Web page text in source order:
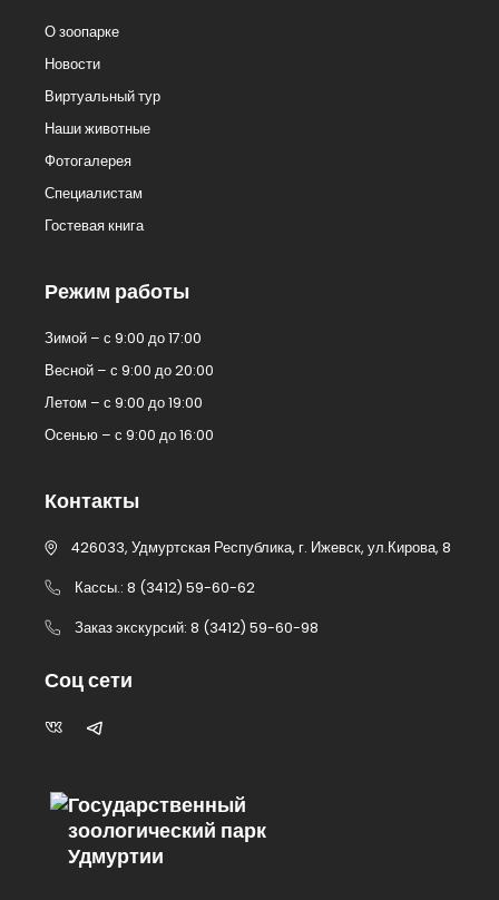
Государственный
зоологический парк
Удмуртии
О зоопарке
Новости
Виртуальный тур
Наши животные
Фотогалерея
Специалистам
Гостевая книга
Режим работы
Зимой – с 9:00 до 17:00
Весной – с 9:00 до 20:00
Летом – с 9:00 до 19:00
Осенью – с 9:00 до 16:00
Контакты
426033, Удмуртская Республика, г. Ижевск, ул.Кирова, 8
Кассы.: 8 (3412) 59-60-62
Заказ экскурсий: 8 (3412) 59-60-98
Соц сети